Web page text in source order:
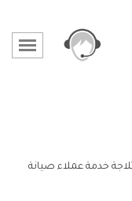
خدمة عملاء صيانة